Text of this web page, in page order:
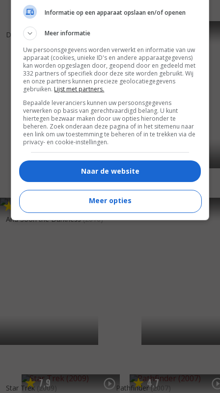
6,6
Dredd (2012)
5,
And Soon the Darkness (2010)
RED (2010)
7,9
Star Trek (2009) 4,7
Pathfinder (2007)
Informatie op een apparaat opslaan en/of openen
Meer informatie
Uw persoonsgegevens worden verwerkt en informatie van uw
apparaat (cookies, unieke ID's en andere apparaatgegevens)
kan worden opgeslagen door, geopend door en gedeeld met
332 partners of specifiek door deze site worden gebruikt. Wij
en onze partners kunnen precieze geolocatiegegevens
gebruiken. Lijst met partners.
Bepaalde leveranciers kunnen uw persoonsgegevens
verwerken op basis van gerechtvaardigd belang. U kunt
hiertegen bezwaar maken door uw opties hieronder te
beheren. Zoek onderaan deze pagina of in het sitemenu naar
een link om uw toestemming te beheren of in te trekken via de
privacy- en cookie-instellingen.
Naar de website
Meer opties